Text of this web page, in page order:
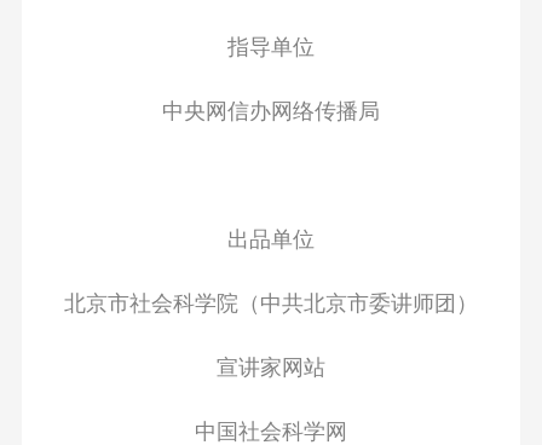
指导单位
中央网信办网络传播局
出品单位
北京市社会科学院（中共北京市委讲师团）
宣讲家网站
中国社会科学网